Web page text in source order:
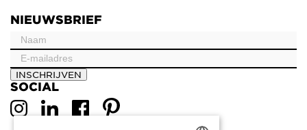
NIEUWSBRIEF
INSCHRIJVEN
SOCIAL